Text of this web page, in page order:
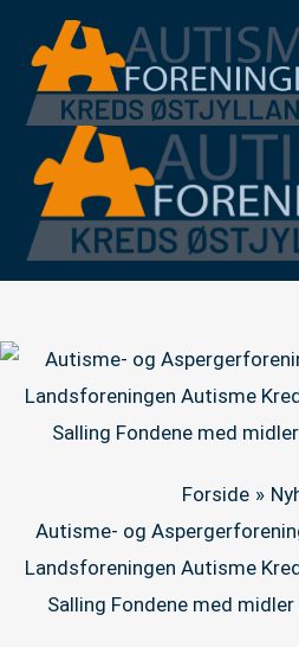
indholdet
Forside
Autisme- og
Landsforeningen Autisme
Salling Fondene med